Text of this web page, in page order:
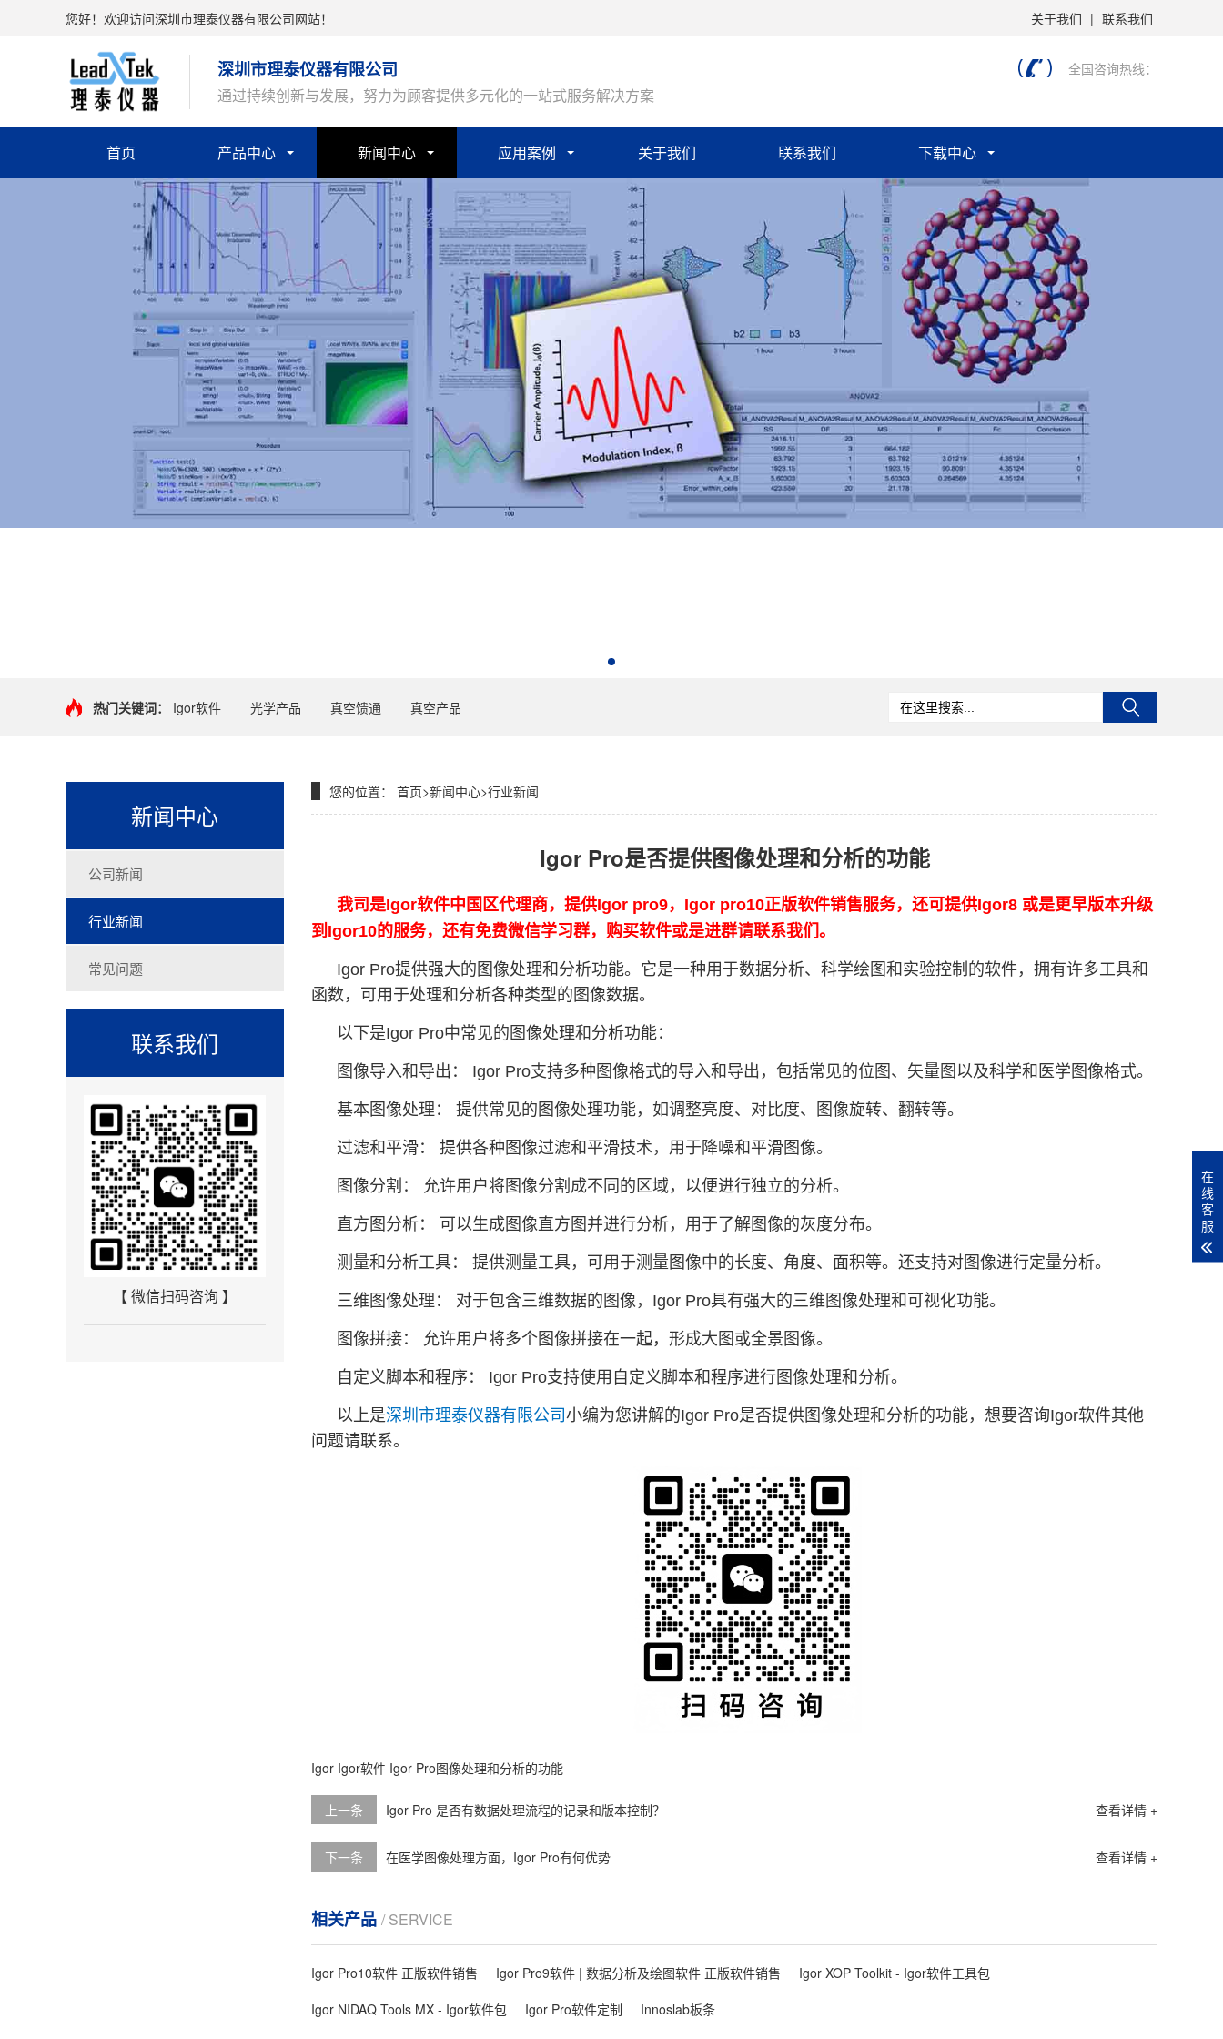
您好！欢迎访问深圳市理泰仪器有限公司网站！ 关于我们 | 联系我们
深圳市理泰仪器有限公司
通过持续创新与发展，努力为顾客提供多元化的一站式服务解决方案
全国咨询热线：
首页 产品中心 新闻中心 应用案例 关于我们 联系我们 下载中心
热门关键词：
Igor软件 光学产品 真空馈通 真空产品
新闻中心
公司新闻
行业新闻
常见问题
联系我们
【 微信扫码咨询 】
您的位置： 首页>新闻中心>行业新闻
Igor Pro是否提供图像处理和分析的功能
我司是Igor软件中国区代理商，提供Igor pro9，Igor pro10正版软件销售服务，还可提供Igor8 或是更早版本升级
到Igor10的服务，还有免费微信学习群，购买软件或是进群请联系我们。
Igor Pro提供强大的图像处理和分析功能。它是一种用于数据分析、科学绘图和实验控制的软件，拥有许多工具和
函数，可用于处理和分析各种类型的图像数据。
以下是Igor Pro中常见的图像处理和分析功能：
图像导入和导出： Igor Pro支持多种图像格式的导入和导出，包括常见的位图、矢量图以及科学和医学图像格式。
基本图像处理： 提供常见的图像处理功能，如调整亮度、对比度、图像旋转、翻转等。
过滤和平滑： 提供各种图像过滤和平滑技术，用于降噪和平滑图像。
图像分割： 允许用户将图像分割成不同的区域，以便进行独立的分析。
直方图分析： 可以生成图像直方图并进行分析，用于了解图像的灰度分布。
测量和分析工具： 提供测量工具，可用于测量图像中的长度、角度、面积等。还支持对图像进行定量分析。
三维图像处理： 对于包含三维数据的图像，Igor Pro具有强大的三维图像处理和可视化功能。
图像拼接： 允许用户将多个图像拼接在一起，形成大图或全景图像。
自定义脚本和程序： Igor Pro支持使用自定义脚本和程序进行图像处理和分析。
以上是深圳市理泰仪器有限公司 小编为您讲解的Igor Pro是否提供图像处理和分析的功能，想要咨询Igor软件其他
问题请联系。
Igor Igor软件 Igor Pro图像处理和分析的功能
上一条 查看详情 +
Igor Pro 是否有数据处理流程的记录和版本控制？
下一条 查看详情 +
在医学图像处理方面，Igor Pro有何优势
相关产品 / SERVICE
Igor Pro10软件 正版软件销售 Igor Pro9软件 | 数据分析及绘图软件 正版软件销售
Igor XOP Toolkit - Igor软件工具包
Igor NIDAQ Tools MX - Igor软件包
Igor Pro软件定制 Innoslab板条
在
线
客
服